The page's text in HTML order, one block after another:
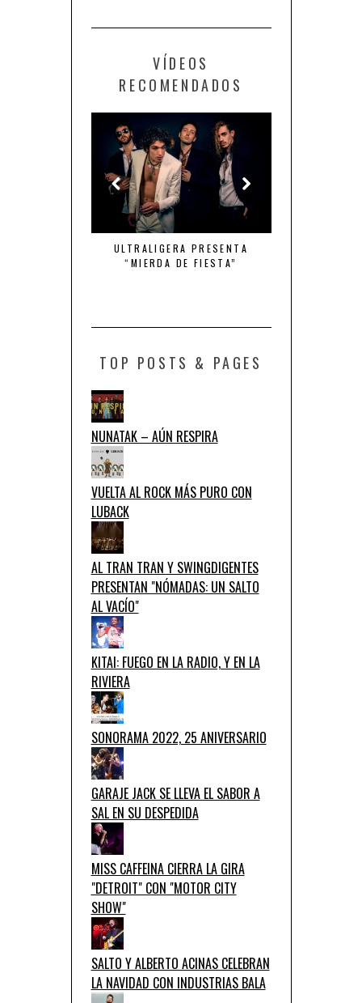
VÍDEOS
RECOMENDADOS
ULTRALIGERA PRESENTA
“MIERDA DE FIESTA”
TOP POSTS & PAGES
NUNATAK – AÚN RESPIRA
VUELTA AL ROCK MÁS PURO CON
LUBACK
AL TRAN TRAN Y SWINGDIGENTES
PRESENTAN "NÓMADAS: UN SALTO
AL VACÍO"
KITAI: FUEGO EN LA RADIO, Y EN LA
RIVIERA
SONORAMA 2022, 25 ANIVERSARIO
GARAJE JACK SE LLEVA EL SABOR A
SAL EN SU DESPEDIDA
MISS CAFFEINA CIERRA LA GIRA
"DETROIT" CON "MOTOR CITY
SHOW"
SALTO Y ALBERTO ACINAS CELEBRAN
LA NAVIDAD CON INDUSTRIAS BALA